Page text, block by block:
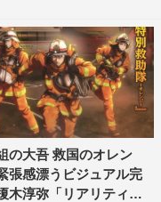
デーうぇぶり」（小
月6日から10月19日
を実施している。
の大吾 救国のオレン
張感漂うビジュアル完
木淳弥「リアリティと